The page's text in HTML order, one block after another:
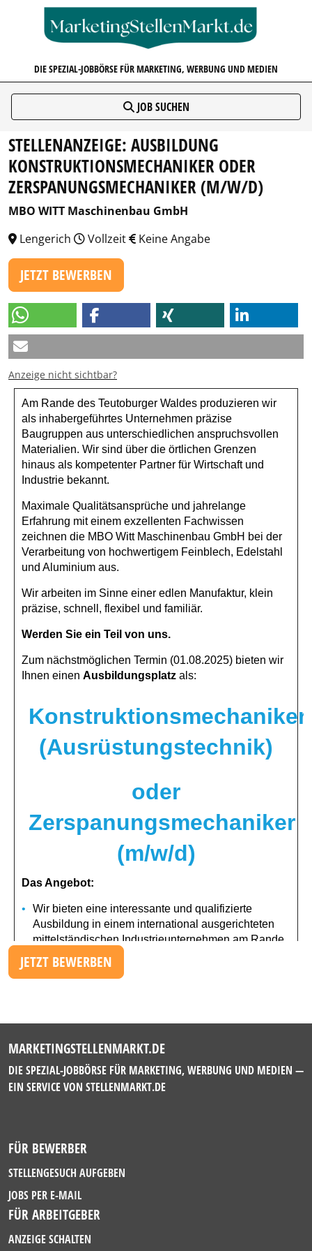
DIE SPEZIAL-JOBBÖRSE FÜR MARKETING, WERBUNG UND MEDIEN
JOB SUCHEN
STELLENANZEIGE: AUSBILDUNG
KONSTRUKTIONSMECHANIKER ODER
ZERSPANUNGSMECHANIKER (M/W/D)
MBO WITT Maschinenbau GmbH
Lengerich
Vollzeit Keine Angabe
JETZT BEWERBEN
Anzeige nicht sichtbar?
JETZT BEWERBEN
MARKETINGSTELLENMARKT.DE
DIE SPEZIAL-JOBBÖRSE FÜR MARKETING, WERBUNG UND MEDIEN —
EIN SERVICE VON STELLENMARKT.DE
FÜR BEWERBER
STELLENGESUCH AUFGEBEN
JOBS PER E-MAIL
FÜR ARBEITGEBER
ANZEIGE SCHALTEN